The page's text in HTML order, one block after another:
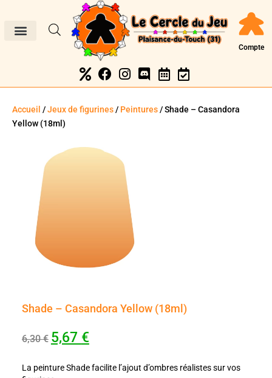
Compte
Accueil /Jeux de figurines/ Peintures/ Shade – Casandora
Yellow (18ml)
Shade – Casandora Yellow (18ml)
6,30€ 5,67 €
La peinture Shade facilite l’ajout d’ombres réalistes sur vos